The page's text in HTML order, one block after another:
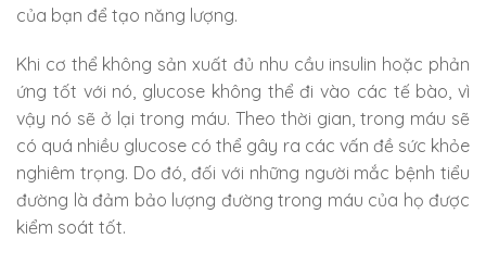
của bạn để tạo năng lượng.
Khi cơ thể không sản xuất đủ nhu cầu insulin hoặc phản
ứng tốt với nó, glucose không thể đi vào các tế bào, vì
vậy nó sẽ ở lại trong máu. Theo thời gian, trong máu sẽ
có quá nhiều glucose có thể gây ra các vấn đề sức khỏe
nghiêm trọng. Do đó, đối với những người mắc bệnh tiểu
đường là đảm bảo lượng đường trong máu của họ được
kiểm soát tốt.